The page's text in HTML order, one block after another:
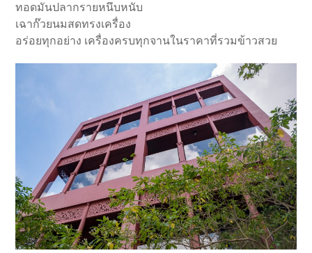
ทอดมันปลากรายหนึบหนับ
เฉาก๊วยนมสดทรงเครื่อง
อร่อยทุกอย่าง เครื่องครบทุกจานในราคาที่รวมข้าวสวย